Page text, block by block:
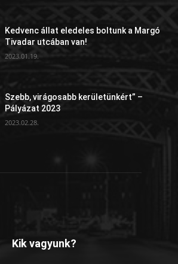
Kedvenc állat eledeles boltunk a Margó
Tivadar utcában van!
2023.01.19.
Szebb, virágosabb kerületünkért” –
Pályázat 2023
2023.02.28.
Kik vagyunk?